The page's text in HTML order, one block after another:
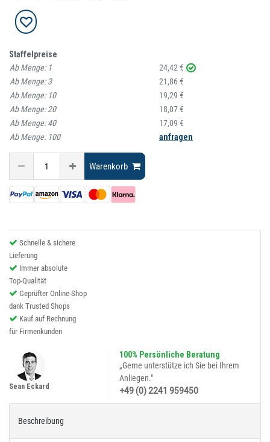
Staffelpreise
Ab Menge: 1
24,42 €
Ab Menge:3
21,86 €
Ab Menge: 10
19,29 €
Ab Menge:20
18,07 €
Ab Menge:40
17,09 €
Ab Menge: 100 anfragen
Warenkorb
Schnelle & sichere
Lieferung
Immer absolute
Top-Qualität
Geprüfter Online-Shop
dank Trusted Shops
Kauf auf Rechnung
für Firmenkunden
100% Persönliche Beratung
„Gerne unterstütze ich Sie bei Ihrem
Anliegen."
+49 (0) 2241 959450
Sean Eckard
Beschreibung